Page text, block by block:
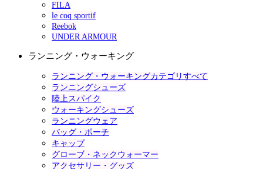
FILA
le coq sportif
Reebok
UNDER ARMOUR
ランニング・ウォーキング
ランニング・ウォーキングカテゴリすべて
ランニングシューズ
陸上スパイク
ウォーキングシューズ
ランニングウェア
バッグ・ポーチ
キャップ
グローブ・ネックウォーマー
アクセサリー・グッズ